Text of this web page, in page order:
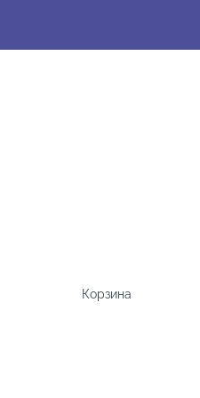
Корзина